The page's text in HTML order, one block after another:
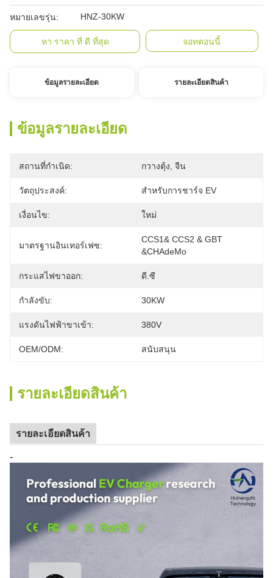
หมายเลขรุ่น: HNZ-30KW
หา ราคา ที่ ดี ที่สุด จอทตอนนี้
ข้อมูลรายละเอียด รายละเอียดสินค้า
ข้อมูลรายละเอียด
สถานที่กำเนิด: กวางตุ้ง, จีน
วัตถุประสงค์: สำหรับการชาร์จ EV
เงื่อนไข: ใหม่
มาตรฐานอินเทอร์เฟซ:
CCS1& CCS2 & GBT
&CHAdeMo
กระแสไฟขาออก: ดี.ซี
กำลังขับ: 30KW
แรงดันไฟฟ้าขาเข้า: 380V
OEM/ODM: สนับสนุน
รายละเอียดสินค้า
รายละเอียดสินค้า
-